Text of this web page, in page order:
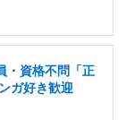
・資格不問「正
ガ好き歓迎